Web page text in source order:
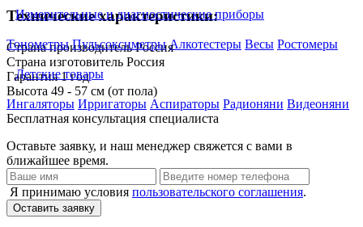
Измерительные и диагностические приборы
Тонометры Пульсоксиметры Алкотестеры Весы Ростомеры
Детские товары
Ингаляторы Ирригаторы Аспираторы Радионяни Видеоняни
Технические характеристики:
Страна производитель Россия
Страна изготовитель Россия
Гарантия 1 год
Высота 49 - 57 см (от пола)
Бесплатная консультация специалиста
Оставьте заявку, и наш менеджер свяжется с вами в
ближайшее время.
Я принимаю условия пользовательского соглашения.
Оставить заявку